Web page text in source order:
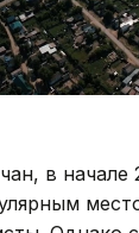
в начале